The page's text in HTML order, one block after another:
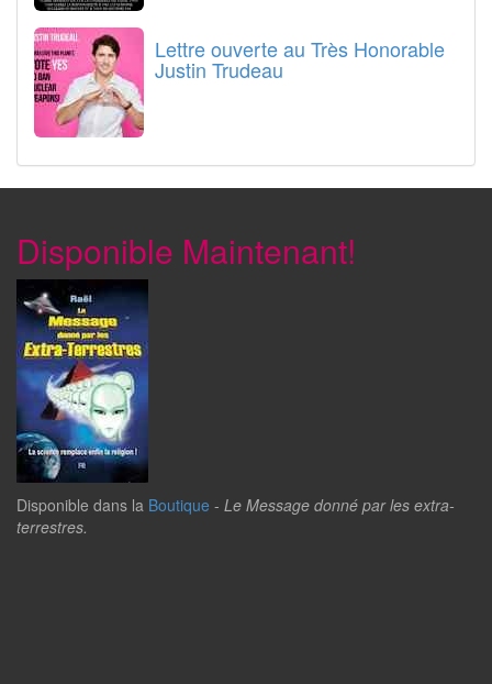
Lettre ouverte au Très Honorable
Justin Trudeau
Disponible Maintenant!
Disponible dans la Boutique - Le Message donné par les extra-
terrestres.